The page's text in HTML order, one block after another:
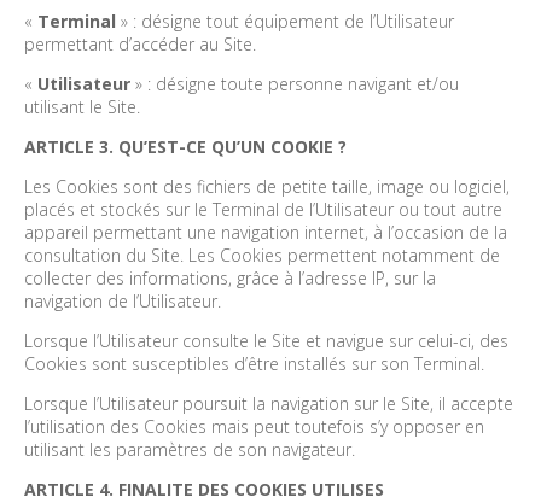
« Terminal » : désigne tout équipement de l’Utilisateur
permettant d’accéder au Site.
« Utilisateur » : désigne toute personne navigant et/ou
utilisant le Site.
ARTICLE 3. QU’EST-CE QU’UN COOKIE ?
Les Cookies sont des fichiers de petite taille, image ou logiciel,
placés et stockés sur le Terminal de l’Utilisateur ou tout autre
appareil permettant une navigation internet, à l’occasion de la
consultation du Site. Les Cookies permettent notamment de
collecter des informations, grâce à l’adresse IP, sur la
navigation de l’Utilisateur.
Lorsque l’Utilisateur consulte le Site et navigue sur celui-ci, des
Cookies sont susceptibles d’être installés sur son Terminal.
Lorsque l’Utilisateur poursuit la navigation sur le Site, il accepte
l’utilisation des Cookies mais peut toutefois s’y opposer en
utilisant les paramètres de son navigateur.
ARTICLE 4. FINALITE DES COOKIES UTILISES